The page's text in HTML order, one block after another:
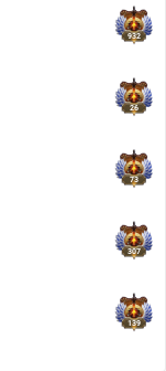
932
26
73
307
139